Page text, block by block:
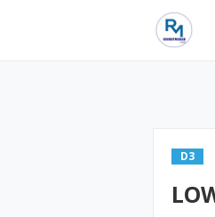
D3